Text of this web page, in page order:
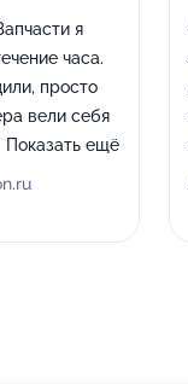
я
часа.
просто
вели себя
было
Показать ещё